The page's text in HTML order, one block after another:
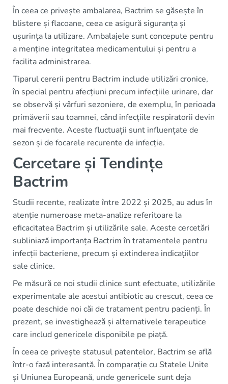
În ceea ce privește ambalarea, Bactrim se găsește în
blistere și flacoane, ceea ce asigură siguranța și
ușurința la utilizare. Ambalajele sunt concepute pentru
a menține integritatea medicamentului și pentru a
facilita administrarea.
Tiparul cererii pentru Bactrim include utilizări cronice,
în special pentru afecțiuni precum infecțiile urinare, dar
se observă și vârfuri sezoniere, de exemplu, în perioada
primăverii sau toamnei, când infecțiile respiratorii devin
mai frecvente. Aceste fluctuații sunt influențate de
sezon și de focarele recurente de infecție.
Cercetare și Tendințe
Bactrim
Studii recente, realizate între 2022 și 2025, au adus în
atenție numeroase meta-analize referitoare la
eficacitatea Bactrim și utilizările sale. Aceste cercetări
subliniază importanța Bactrim în tratamentele pentru
infecții bacteriene, precum și extinderea indicațiilor
sale clinice.
Pe măsură ce noi studii clinice sunt efectuate, utilizările
experimentale ale acestui antibiotic au crescut, ceea ce
poate deschide noi căi de tratament pentru pacienți. În
prezent, se investighează și alternativele terapeutice
care includ genericele disponibile pe piață.
În ceea ce privește statusul patentelor, Bactrim se află
într-o fază interesantă. În comparație cu Statele Unite
și Uniunea Europeană, unde genericele sunt deja